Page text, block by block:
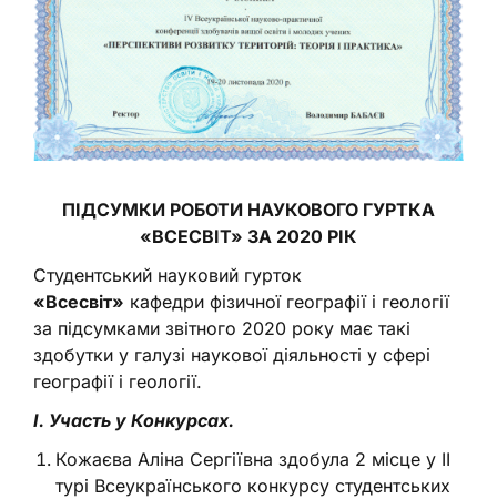
ПІДСУМКИ РОБОТИ НАУКОВОГО ГУРТКА
«ВСЕСВІТ» ЗА 2020 РІК
Студентський науковий гурток
«Всесвіт» кафедри фізичної географії і геології
за підсумками звітного 2020 року має такі
здобутки у галузі наукової діяльності у сфері
географії і геології.
І. Участь у Конкурсах.
Кожаєва Аліна Сергіївна здобула 2 місце у ІІ
турі Всеукраїнського конкурсу студентських